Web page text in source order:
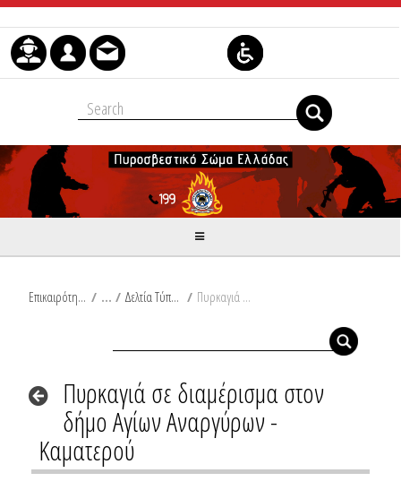
Skip to Content
Επικαιρότητα / Δελτία Τύπου / Πυρκαγιά σε διαμέρισμα στον δήμο Αγίων Αναργύρων - Καματερού
Πυρκαγιά σε διαμέρισμα στον
δήμο Αγίων Αναργύρων -
Καματερού